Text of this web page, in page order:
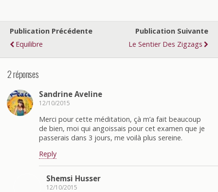
Publication Précédente
Equilibre
Publication Suivante
Le Sentier Des Zigzags
2 réponses
Sandrine Aveline
12/10/2015
Merci pour cette méditation, çà m’a fait beaucoup
de bien, moi qui angoissais pour cet examen que je
passerais dans 3 jours, me voilà plus sereine.
Reply
Shemsi Husser
12/10/2015